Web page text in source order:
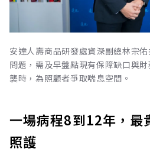
安達人壽商品研發處資深副總林宗
問題，需及早盤點現有保障缺口與
襲時，為照顧者爭取喘息空間。
一場病程8到12年，最
照護